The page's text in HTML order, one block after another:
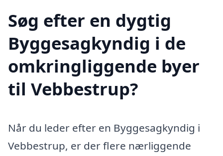
Søg efter en dygtig
Byggesagkyndig i de
omkringliggende byer
til Vebbestrup?
Når du leder efter en Byggesagkyndig i
Vebbestrup, er der flere nærliggende